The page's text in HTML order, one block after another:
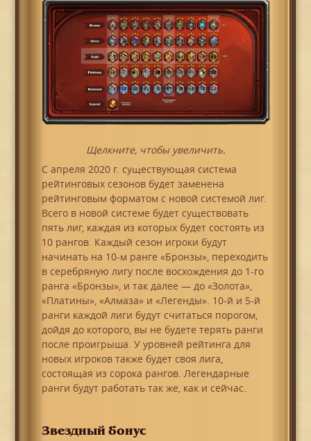
Щелкните, чтобы увеличить.
С апреля 2020 г. существующая система
рейтинговых сезонов будет заменена
рейтинговым форматом с новой системой лиг.
Всего в новой системе будет существовать
пять лиг, каждая из которых будет состоять из
10 рангов. Каждый сезон игроки будут
начинать на 10-м ранге «Бронзы», переходить
в серебряную лигу после восхождения до 1-го
ранга «Бронзы», и так далее — до «Золота»,
«Платины», «Алмаза» и «Легенды». 10-й и 5-й
ранги каждой лиги будут считаться порогом,
дойдя до которого, вы не будете терять ранги
после проигрыша. У уровней рейтинга для
новых игроков также будет своя лига,
состоящая из сорока рангов. Легендарные
ранги будут работать так же, как и сейчас.
Звездный бонус